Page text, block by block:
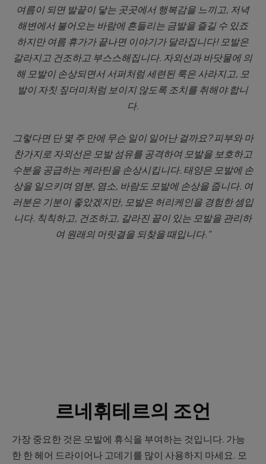
여름이 되면 발끝이 닿는 곳곳에서 행복감을 느끼고, 저녁
해변에서 불어오는 바람에 흔들리는 금발을 즐길 수 있죠
하지만 여름 휴가가 끝나면 이야기가 달라집니다! 모발은
갈라지고 건조하고 부스스해집니다. 자외선과 바닷물에 의
해 모발이 손상되면서 서퍼처럼 세련된 룩은 사라지고, 모
발이 자칫 짚더미처럼 보이지 않도록 조치를 취해야 합니
다.
그렇다면 단 몇 주 만에 무슨 일이 일어난 걸까요? 피부와 마
찬가지로 자외선은 모발 섬유를 공격하여 모발을 보호하고
수분을 공급하는 케라틴을 손상시킵니다. 태양은 모발에 손
상을 일으키며 염분, 염소, 바람도 모발에 손상을 줍니다. 여
러분은 기분이 좋았겠지만, 모발은 허리케인을 경험한 셈입
니다. 칙칙하고, 건조하고, 갈라진 끝이 있는 모발을 관리하
여 원래의 머릿결을 되찾을 때입니다."
르네휘테르의 조언
가장 중요한 것은 모발에 휴식을 부여하는 것입니다. 가능
한 한 헤어 드라이어나 고데기를 많이 사용하지 마세요. 모